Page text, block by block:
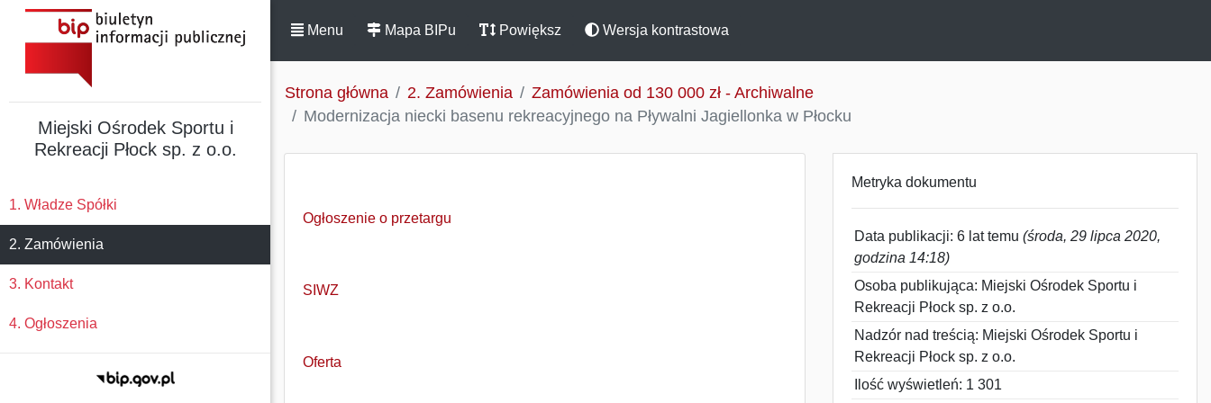
Miejski Ośrodek Sportu i
Rekreacji Płock sp. z o.o.
1. Władze Spółki
2. Zamówienia
3. Kontakt
4. Ogłoszenia
Menu Mapa BIPu Powiększ Wersja kontrastowa
Strona główna 2. Zamówienia
Zamówienia od 130 000 zł - Archiwalne
Modernizacja niecki basenu rekreacyjnego na Pływalni Jagiellonka w Płocku
Ogłoszenie o przetargu
SIWZ
Oferta
Metryka dokumentu
Data publikacji: 6 lat temu (środa, 29 lipca 2020,
godzina 14:18)
Osoba publikująca: Miejski Ośrodek Sportu i
Rekreacji Płock sp. z o.o.
Nadzór nad treścią: Miejski Ośrodek Sportu i
Rekreacji Płock sp. z o.o.
Ilość wyświetleń: 1 301